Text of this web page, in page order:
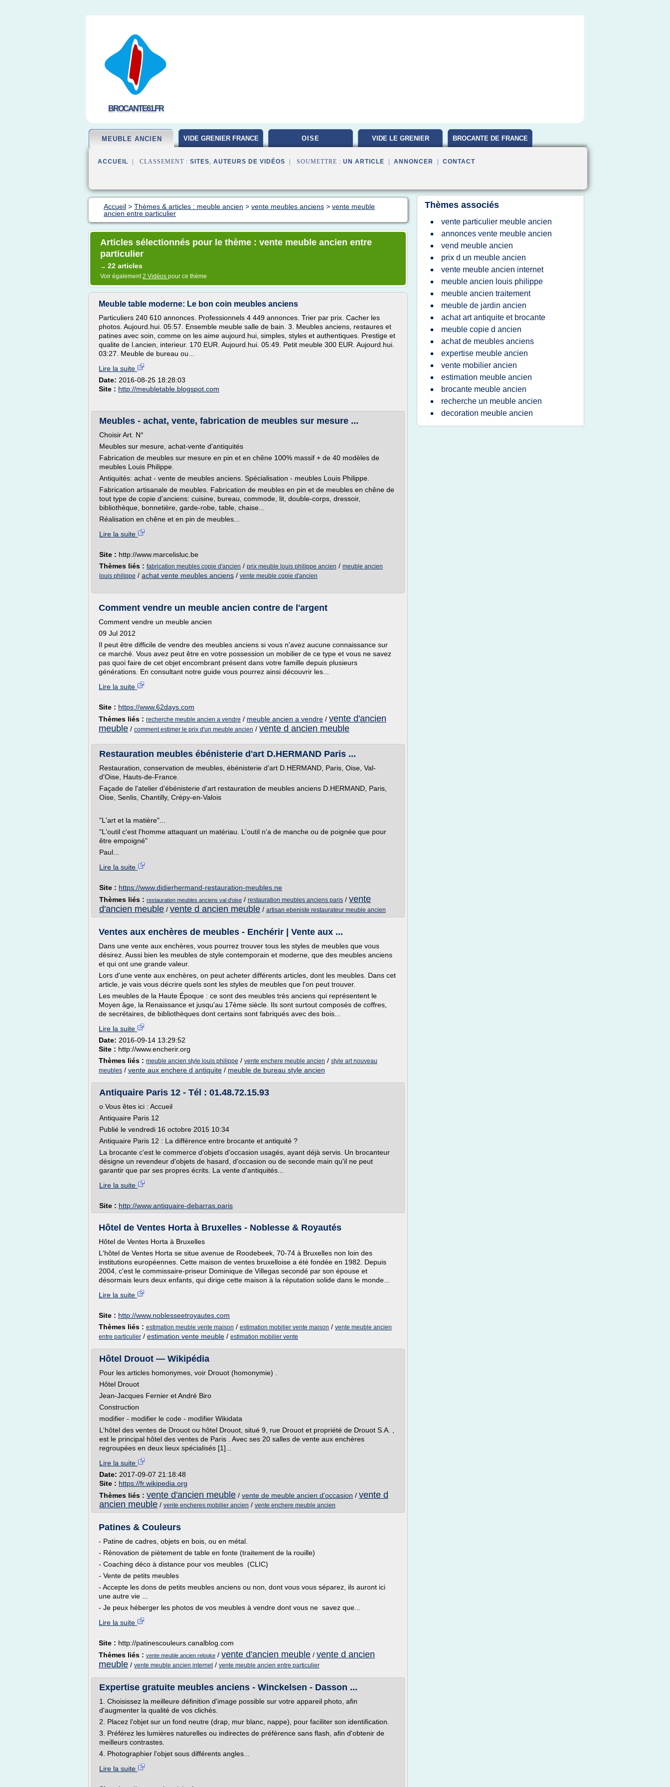
BROCANTE61.FR
MEUBLE ANCIEN VIDE GRENIER FRANCE OISE VIDE LE GRENIER BROCANTE DE FRANCE
ACCUEIL | CLASSEMENT : SITES, AUTEURS DE VIDÉOS | SOUMETTRE : UN ARTICLE ANNONCER CONTACT
Accueil > Thèmes & articles : meuble ancien > vente meubles anciens > vente meuble
ancien entre particulier
Articles sélectionnés pour le thème : vente meuble ancien entre
particulier
→ 22 articles
Voir également2 Vidéos pour ce thème
Meuble table moderne: Le bon coin meubles anciens
Particuliers 240 610 annonces. Professionnels 4 449 annonces. Trier par prix. Cacher les
photos. Aujourd.hui. 05:57. Ensemble meuble salle de bain. 3. Meubles anciens, restaures et
patines avec soin, comme on les aime aujourd.hui, simples, styles et authentiques. Prestige et
qualite de l.ancien, interieur. 170 EUR. Aujourd.hui. 05:49. Petit meuble 300 EUR. Aujourd.hui.
03:27. Meuble de bureau ou...
Lire la suite
Date: 2016-08-25 18:28:03
Site : http://meubletable.blogspot.com
Meubles - achat, vente, fabrication de meubles sur mesure ...
Choisir Art. N°
Meubles sur mesure, achat-vente d'antiquités
Fabrication de meubles sur mesure en pin et en chêne 100% massif + de 40 modèles de
meubles Louis Philippe.
Antiquités: achat - vente de meubles anciens. Spécialisation - meubles Louis Philippe.
Fabrication artisanale de meubles. Fabrication de meubles en pin et de meubles en chêne de
tout type de copie d'anciens: cuisine, bureau, commode, lit, double-corps, dressoir,
bibliothèque, bonnetière, garde-robe, table, chaise...
Réalisation en chêne et en pin de meubles...
Lire la suite
Site : http://www.marcelisluc.be
Thèmes liés : fabrication meubles copie d'ancien / prix meuble louis philippe ancien / meuble ancien
louis philippe / achat vente meubles anciens / vente meuble copie d'ancien
Comment vendre un meuble ancien contre de l'argent
Comment vendre un meuble ancien
09 Jul 2012
Il peut être difficile de vendre des meubles anciens si vous n'avez aucune connaissance sur
ce marché. Vous avez peut être en votre possession un mobilier de ce type et vous ne savez
pas quoi faire de cet objet encombrant présent dans votre famille depuis plusieurs
générations. En consultant notre guide vous pourrez ainsi découvrir les...
Lire la suite
Site : https://www.62days.com
Thèmes liés : recherche meuble ancien a vendre / meuble ancien a vendre / vente d'ancien
meuble / comment estimer le prix d'un meuble ancien / vente d ancien meuble
Restauration meubles ébénisterie d'art D.HERMAND Paris ...
Restauration, conservation de meubles, ébénisterie d'art D.HERMAND, Paris, Oise, Val-
d'Oise, Hauts-de-France.
Façade de l'atelier d'ébénisterie d'art restauration de meubles anciens D.HERMAND, Paris,
Oise, Senlis, Chantilly, Crépy-en-Valois
"L'art et la matière"...
"L'outil c'est l'homme attaquant un matériau. L'outil n'a de manche ou de poignée que pour
être empoigné"
Paul...
Lire la suite
Site : https://www.didierhermand-restauration-meubles.ne
Thèmes liés : restauration meubles anciens val d'oise / restauration meubles anciens paris / vente
d'ancien meuble / vente d ancien meuble / artisan ebeniste restaurateur meuble ancien
Ventes aux enchères de meubles - Enchérir | Vente aux ...
Dans une vente aux enchères, vous pourrez trouver tous les styles de meubles que vous
désirez. Aussi bien les meubles de style contemporain et moderne, que des meubles anciens
et qui ont une grande valeur.
Lors d'une vente aux enchères, on peut acheter différents articles, dont les meubles. Dans cet
article, je vais vous décrire quels sont les styles de meubles que l'on peut trouver.
Les meubles de la Haute Époque : ce sont des meubles très anciens qui représentent le
Moyen âge, la Renaissance et jusqu'au 17ème siècle. Ils sont surtout composés de coffres,
de secrétaires, de bibliothèques dont certains sont fabriqués avec des bois...
Lire la suite
Date: 2016-09-14 13:29:52
Site : http://www.encherir.org
Thèmes liés : meuble ancien style louis philippe / vente enchere meuble ancien / style art nouveau
meubles / vente aux enchere d antiquite / meuble de bureau style ancien
Antiquaire Paris 12 - Tél : 01.48.72.15.93
o Vous êtes ici : Accueil
Antiquaire Paris 12
Publié le vendredi 16 octobre 2015 10:34
Antiquaire Paris 12 : La différence entre brocante et antiquité ?
La brocante c'est le commerce d'objets d'occasion usagés, ayant déjà servis. Un brocanteur
désigne un revendeur d'objets de hasard, d'occasion ou de seconde main qu'il ne peut
garantir que par ses propres écrits. La vente d'antiquités...
Lire la suite
Site : http://www.antiquaire-debarras.paris
Hôtel de Ventes Horta à Bruxelles - Noblesse & Royautés
Hôtel de Ventes Horta à Bruxelles
L'hôtel de Ventes Horta se situe avenue de Roodebeek, 70-74 à Bruxelles non loin des
institutions européennes. Cette maison de ventes bruxelloise a été fondée en 1982. Depuis
2004, c'est le commissaire-priseur Dominique de Villegas secondé par son épouse et
désormais leurs deux enfants, qui dirige cette maison à la réputation solide dans le monde...
Lire la suite
Site : http://www.noblesseetroyautes.com
Thèmes liés : estimation meuble vente maison / estimation mobilier vente maison / vente meuble ancien
entre particulier / estimation vente meuble / estimation mobilier vente
Hôtel Drouot — Wikipédia
Pour les articles homonymes, voir Drouot (homonymie) .
Hôtel Drouot
Jean-Jacques Fernier et André Biro
Construction
modifier - modifier le code - modifier Wikidata
L'hôtel des ventes de Drouot ou hôtel Drouot, situé 9, rue Drouot et propriété de Drouot S.A. ,
est le principal hôtel des ventes de Paris . Avec ses 20 salles de vente aux enchères
regroupées en deux lieux spécialisés [1]...
Lire la suite
Date: 2017-09-07 21:18:48
Site : https://fr.wikipedia.org
Thèmes liés : vente d'ancien meuble / vente de meuble ancien d'occasion / vente d
ancien meuble / vente encheres mobilier ancien / vente enchere meuble ancien
Patines & Couleurs
- Patine de cadres, objets en bois, ou en métal.
- Rénovation de piètement de table en fonte (traitement de la rouille)
- Coaching déco à distance pour vos meubles (CLIC)
- Vente de petits meubles
- Accepte les dons de petits meubles anciens ou non, dont vous vous séparez, ils auront ici
une autre vie ...
- Je peux héberger les photos de vos meubles à vendre dont vous ne savez que...
Lire la suite
Site : http://patinescouleurs.canalblog.com
Thèmes liés : vente meuble ancien relooke / vente d'ancien meuble / vente d ancien
meuble / vente meuble ancien internet/ vente meuble ancien entre particulier
Expertise gratuite meubles anciens - Winckelsen - Dasson ...
1. Choisissez la meilleure définition d'image possible sur votre appareil photo, afin
d'augmenter la qualité de vos clichés.
2. Placez l'objet sur un fond neutre (drap, mur blanc, nappe), pour faciliter son identification.
3. Préférez les lumières naturelles ou indirectes de préférence sans flash, afin d'obtenir de
meilleurs contrastes.
4. Photographier l'objet sous différents angles...
Lire la suite
Thèmes associés
vente particulier meuble ancien
annonces vente meuble ancien
vend meuble ancien
prix d un meuble ancien
vente meuble ancien internet
meuble ancien louis philippe
meuble ancien traitement
meuble de jardin ancien
achat art antiquite et brocante
meuble copie d ancien
achat de meubles anciens
expertise meuble ancien
vente mobilier ancien
estimation meuble ancien
brocante meuble ancien
recherche un meuble ancien
decoration meuble ancien